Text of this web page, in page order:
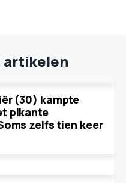
artikelen
(30) kampte
pikante
zelfs tien keer